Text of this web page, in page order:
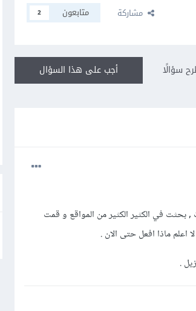
مشاركة متابعون 2
أجب على هذا السؤال سؤالًا
, بحثت في الكثير الكثير من المواقع و قمت
.